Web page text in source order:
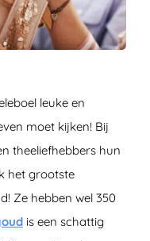
leuke en
moet kijken! Bij
theeliefhebbers hun
het grootste
Ze hebben wel 350
is een schattig